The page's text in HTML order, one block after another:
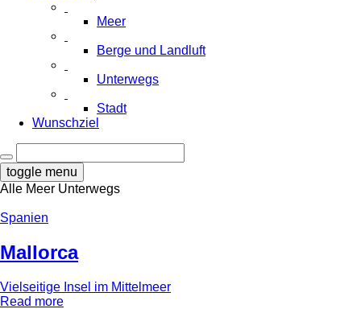
Meer
Berge und Landluft
Unterwegs
Stadt
Wunschziel
toggle menu
Alle Meer Unterwegs
Spanien
Mallorca
Vielseitige Insel im Mittelmeer
Read more